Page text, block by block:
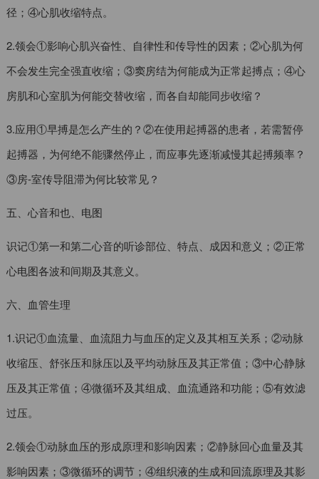
径；④心肌收缩特点。
2.领会①影响心肌兴奋性、自律性和传导性的因素；②心肌为何
不会发生完全强直收缩；③窦房结为何能成为正常起搏点；④心
房肌和心室肌为何能交替收缩，而各自却能同步收缩？
3.应用①早搏是怎么产生的？②在使用起搏器的患者，若需暂停
起搏器，为何绝不能骤然停止，而应事先逐渐减慢其起搏频率？
③房-室传导阻滞为何比较常见？
五、心音和也、电图
识记①第一和第二心音的听诊部位、特点、成因和意义；②正常
心电图各波和间期及其意义。
六、血管生理
1.识记①血流量、血流阻力与血压的定义及其相互关系；②动脉
收缩压、舒张压和脉压以及平均动脉压及其正常值；③中心静脉
压及其正常值；④微循环及其组成、血流通路和功能；⑤有效滤
过压。
2.领会①动脉血压的形成原理和影响因素；②静脉回心血量及其
影响因素；③微循环的调节；④组织液的生成和回流原理及其影